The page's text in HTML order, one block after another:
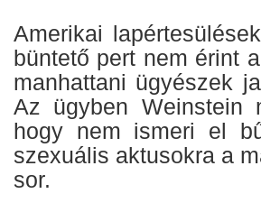
Amerikai
büntető pert nem érint
manhattani ügyészek
Az ügyben Weinstein
hogy nem ismeri el
szexuális aktusokra a
sor.